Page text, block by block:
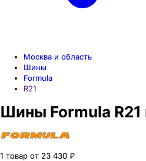
Москва и область
Шины
Formula
R21
Шины Formula R21
1 товар от 23 430 ₽